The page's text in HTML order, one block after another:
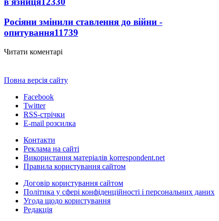
Росіяни змінили ставлення до війни -
опитування11739
Читати коментарі
Повна версія сайту
Facebook
Twitter
RSS-стрічки
E-mail розсилка
Контакти
Реклама на сайті
Використання матеріалів korrespondent.net
Правила користування сайтом
Договір користування сайтом
Політика у сфері конфіденційності і персональних даних
Угода щодо користування
Редакція